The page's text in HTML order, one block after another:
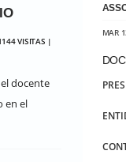
VISITAS |
docente
en el
MAR